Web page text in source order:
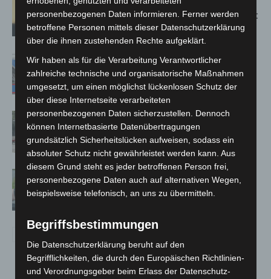
Population in Niedersachsen entdeckt
Mann läuft mit Hockeyschläger über
A7 – Polizei sucht Zeugen
Gasleitung bei McDonald’s-Umbau in
Langenhagen beschädigt
Langenhagen: Autofahrer mit 3,17
Promille aus dem Verkehr gezogen
personenbezogenen Daten informieren. Ferner werden
betroffene Personen mittels dieser Datenschutzerklärung
über die ihnen zustehenden Rechte aufgeklärt.
Wir haben als für die Verarbeitung Verantwortlicher
zahlreiche technische und organisatorische Maßnahmen
umgesetzt, um einen möglichst lückenlosen Schutz der
über diese Internetseite verarbeiteten
personenbezogenen Daten sicherzustellen. Dennoch
können Internetbasierte Datenübertragungen
grundsätzlich Sicherheitslücken aufweisen, sodass ein
absoluter Schutz nicht gewährleistet werden kann. Aus
diesem Grund steht es jeder betroffenen Person frei,
personenbezogene Daten auch auf alternativen Wegen,
beispielsweise telefonisch, an uns zu übermitteln.
Begriffsbestimmungen
Die Datenschutzerklärung beruht auf den
Begrifflichkeiten, die durch den Europäischen Richtlinien-
und Verordnungsgeber beim Erlass der Datenschutz-